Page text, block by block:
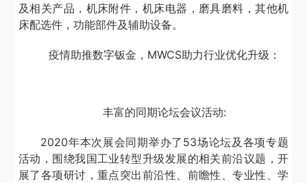
及相关产品，机床附件，机床电器，磨具磨料，其他机
床配选件，功能部件及辅助设备。
疫情助推数字钣金，MWCS助力行业优化升级：
丰富的同期论坛会议活动:
2020年本次展会同期举办了53场论坛及各项专题
活动，围绕我国工业转型升级发展的相关前沿议题，开
展了各项研讨，重点突出前沿性、前瞻性、专业性、学